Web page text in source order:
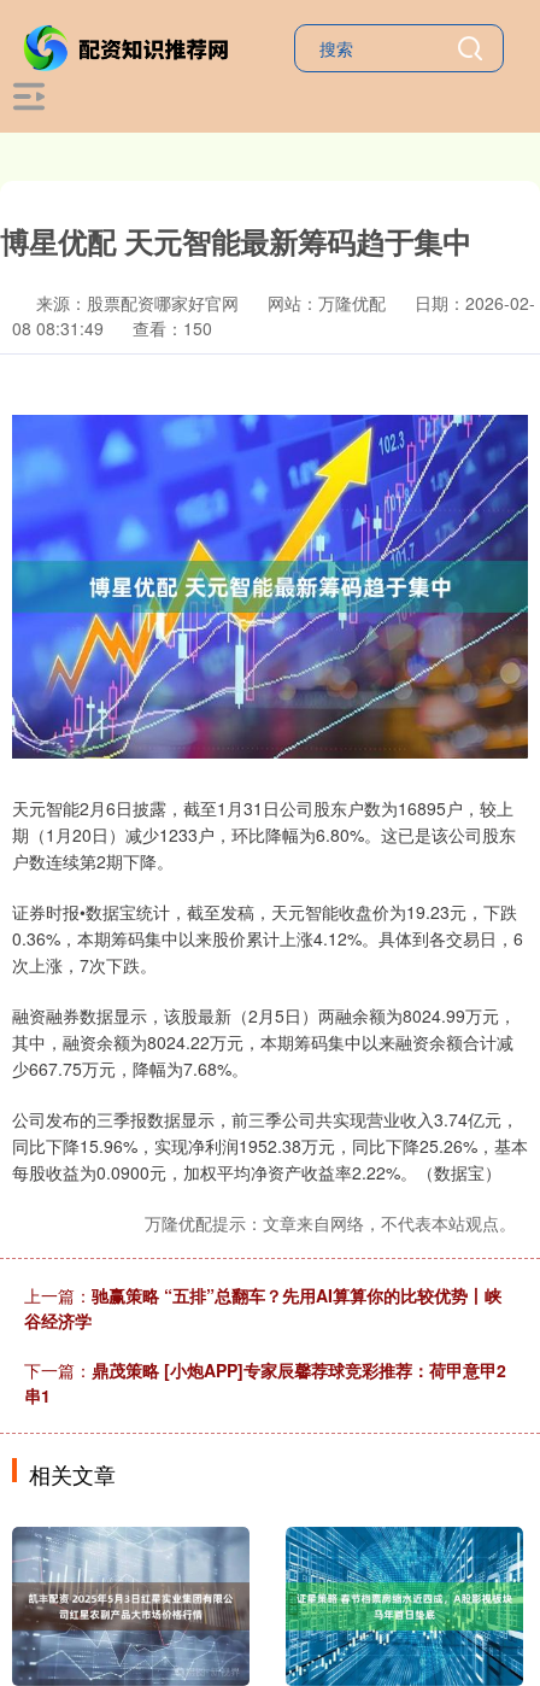
博星优配 天元智能最新筹码趋于集中
来源：股票配资哪家好官网 网站：万隆优配
日期：2026-02-
08 08:31:49
查看：150
天元智能2月6日披露，截至1月31日公司股东户数为16895户，较上
期（1月20日）减少1233户，环比降幅为6.80%。这已是该公司股东
户数连续第2期下降。
证券时报•数据宝统计，截至发稿，天元智能收盘价为19.23元，下跌
0.36%，本期筹码集中以来股价累计上涨4.12%。具体到各交易日，6
次上涨，7次下跌。
融资融券数据显示，该股最新（2月5日）两融余额为8024.99万元，
其中，融资余额为8024.22万元，本期筹码集中以来融资余额合计减
少667.75万元，降幅为7.68%。
公司发布的三季报数据显示，前三季公司共实现营业收入3.74亿元，
同比下降15.96%，实现净利润1952.38万元，同比下降25.26%，基本
每股收益为0.0900元，加权平均净资产收益率2.22%。（数据宝）
万隆优配提示：文章来自网络，不代表本站观点。
上一篇： 驰赢策略 “五排”总翻车？先用AI算算你的比较优势丨峡
谷经济学
下一篇： 鼎茂策略 [小炮APP]专家辰馨荐球竞彩推荐：荷甲意甲2
串1
相关文章